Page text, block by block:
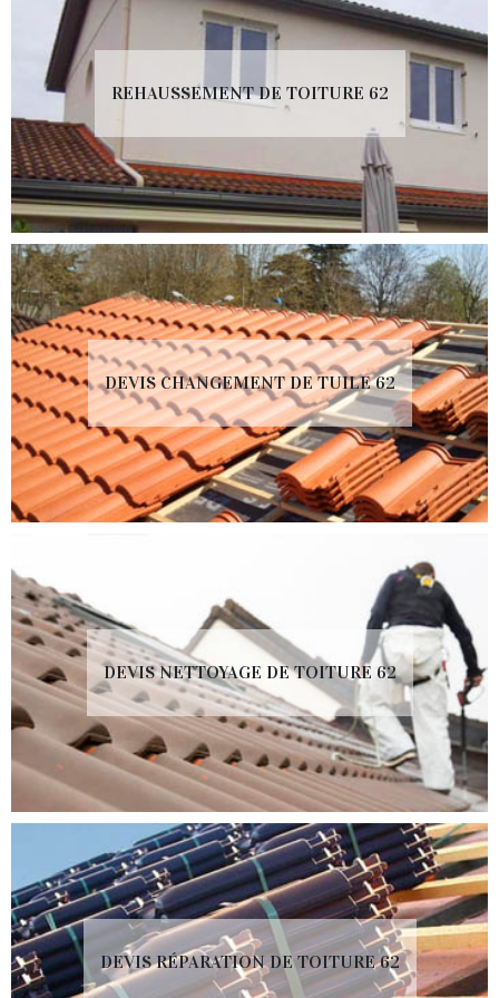
REHAUSSEMENT DE TOITURE 62
DEVIS CHANGEMENT DE TUILE 62
DEVIS NETTOYAGE DE TOITURE 62
DEVIS RÉPARATION DE TOITURE 62